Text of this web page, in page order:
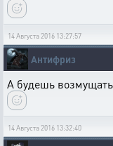
14 Августа 2016 13:27:57
Антифриз
А будешь
14 Августа 2016 13:32:40